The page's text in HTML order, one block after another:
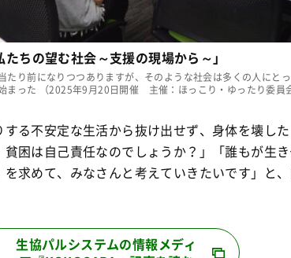
ちの望む社会～支援の現場から～」
たり前になりつつありますが、そのような社会は多くの人にと
まった （2025年9月20日開催 主催：ほっこり・ゆったり委員
る不安定な生活から抜け出せず、身体を壊し
困は自己責任なのでしょうか？」「誰もが生
求めて、みなさんと考えていきたいです」と、
生協パルシステムの情報メディ